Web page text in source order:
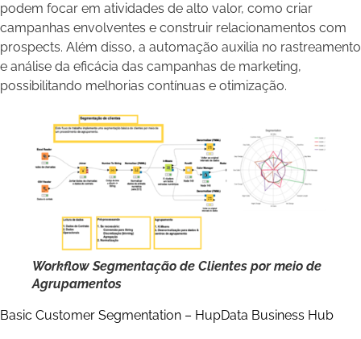
podem focar em atividades de alto valor, como criar
campanhas envolventes e construir relacionamentos com
prospects. Além disso, a automação auxilia no rastreamento
e análise da eficácia das campanhas de marketing,
possibilitando melhorias contínuas e otimização.
Workflow Segmentação de Clientes por meio de
Agrupamentos
Basic Customer Segmentation – HupData Business Hub